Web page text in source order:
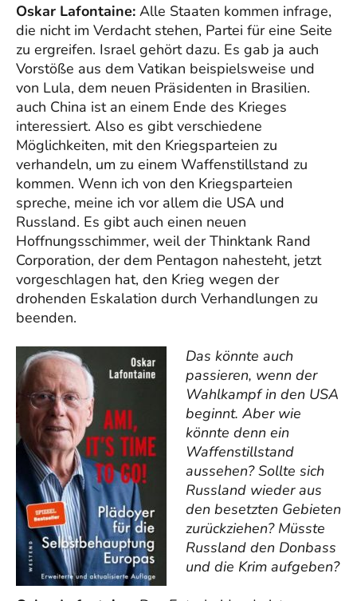
Oskar Lafontaine: Alle Staaten kommen infrage,
die nicht im Verdacht stehen, Partei für eine Seite
zu ergreifen. Israel gehört dazu. Es gab ja auch
Vorstöße aus dem Vatikan beispielsweise und
von Lula, dem neuen Präsidenten in Brasilien.
auch China ist an einem Ende des Krieges
interessiert. Also es gibt verschiedene
Möglichkeiten, mit den Kriegsparteien zu
verhandeln, um zu einem Waffenstillstand zu
kommen. Wenn ich von den Kriegsparteien
spreche, meine ich vor allem die USA und
Russland. Es gibt auch einen neuen
Hoffnungsschimmer, weil der Thinktank Rand
Corporation, der dem Pentagon nahesteht, jetzt
vorgeschlagen hat, den Krieg wegen der
drohenden Eskalation durch Verhandlungen zu
beenden.
Das könnte auch
passieren, wenn der
Wahlkampf in den USA
beginnt. Aber wie
könnte denn ein
Waffenstillstand
aussehen? Sollte sich
Russland wieder aus
den besetzten Gebieten
zurückziehen? Müsste
Russland den Donbass
und die Krim aufgeben?